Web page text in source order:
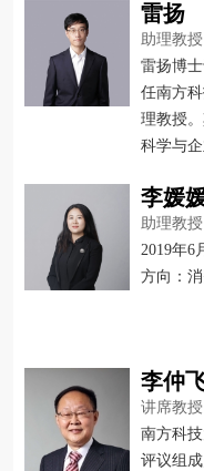
雷扬
助理教授
雷扬博
任南方
理教授
科学与
息系统
李媛
助理教授
2019年6
方向：
李仲
讲席教授
南方科
评议组